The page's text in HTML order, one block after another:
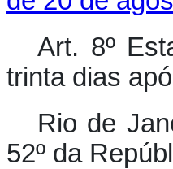
Art. 8º
trinta dias
Rio de
52º da